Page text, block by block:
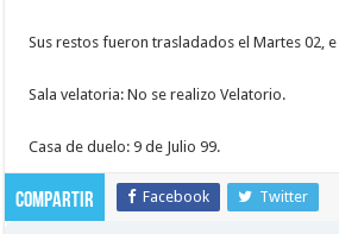
Sus restos fueron trasladados el Martes 02,
Sala velatoria: No se realizo Velatorio.
Casa de duelo: 9 de Julio 99.
Compartir Facebook Twitter